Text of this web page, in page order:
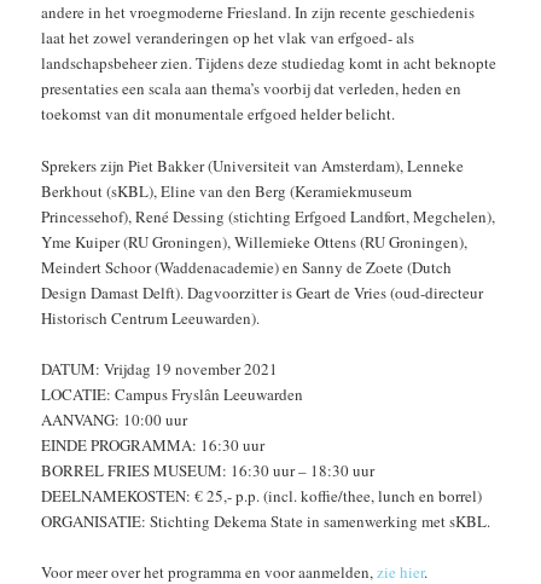
andere in het vroegmoderne Friesland. In zijn recente geschiedenis
laat het zowel veranderingen op het vlak van erfgoed- als
landschapsbeheer zien. Tijdens deze studiedag komt in acht beknopte
presentaties een scala aan thema’s voorbij dat verleden, heden en
toekomst van dit monumentale erfgoed helder belicht.
Sprekers zijn Piet Bakker (Universiteit van Amsterdam), Lenneke
Berkhout (sKBL), Eline van den Berg (Keramiekmuseum
Princessehof), René Dessing (stichting Erfgoed Landfort, Megchelen),
Yme Kuiper (RU Groningen), Willemieke Ottens (RU Groningen),
Meindert Schoor (Waddenacademie) en Sanny de Zoete (Dutch
Design Damast Delft). Dagvoorzitter is Geart de Vries (oud-directeur
Historisch Centrum Leeuwarden).
DATUM: Vrijdag 19 november 2021
LOCATIE: Campus Fryslân Leeuwarden
AANVANG: 10:00 uur
EINDE PROGRAMMA: 16:30 uur
BORREL FRIES MUSEUM: 16:30 uur – 18:30 uur
DEELNAMEKOSTEN: € 25,- p.p. (incl. koffie/thee, lunch en borrel)
ORGANISATIE: Stichting Dekema State in samenwerking met sKBL.
Voor meer over het programma en voor aanmelden,zie hier.